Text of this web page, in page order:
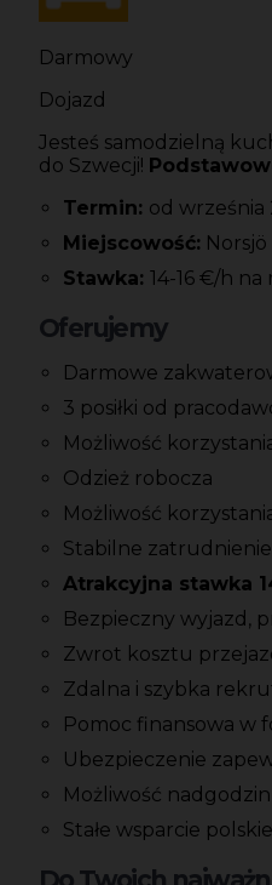
Darmowy
Dojazd
Jesteś samodzielną
do Szwecji!
Termin: od września
Miejscowość: Norsjö
Stawka: 14-16 €/h na
Oferujemy
Darmowe
3 posiłki od
Możliwość
Odzież robocza
Możliwość
Stabilne
Atrakcyjna stawka
Bezpieczny wyjazd,
Zwrot kosztu
Zdalna i szybka
Pomoc finansowa w
Ubezpieczenie
Możliwość
Stałe wsparcie